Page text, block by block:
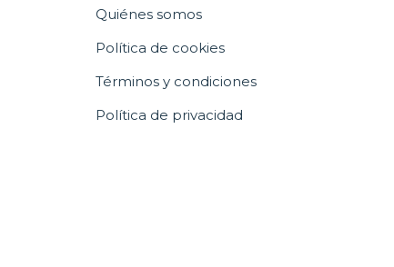
Quiénes somos
Política de cookies
Términos y condiciones
Política de privacidad